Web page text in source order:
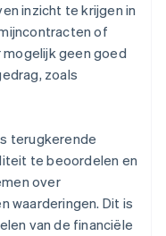
inzicht te krijgen in
of
geen goed
zoals
terugkerende
te beoordelen en
over
waarderingen. Dit is
van de financiële